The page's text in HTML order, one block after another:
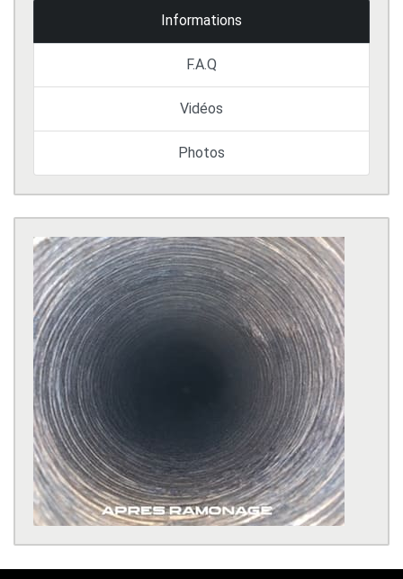
Informations
F.A.Q
Vidéos
Photos